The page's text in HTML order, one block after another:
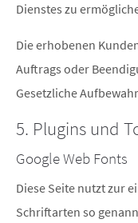
Dienstes zu
Die erhobenen
Auftrags oder
Gesetzliche
5. Plugins und
Google Web Fonts
Diese Seite nutzt zur
Schriftarten so